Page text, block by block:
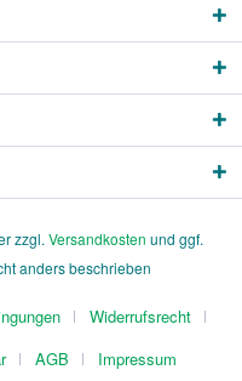
zzgl. Versandkosten und ggf.
anders beschrieben
Widerrufsrecht
AGB
Impressum